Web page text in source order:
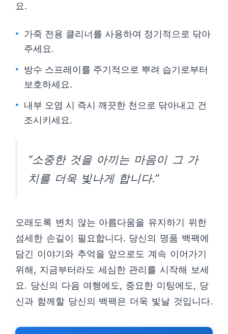
요.
가죽 전용 클리너를 사용하여 정기적으로 닦아
주세요.
방수 스프레이를 주기적으로 뿌려 습기로부터
보호하세요.
내부 오염 시 즉시 깨끗한 천으로 닦아내고 건
조시키세요.
“소중한 것을 아끼는 마음이 그 가
치를 더욱 빛나게 합니다.”
오래도록 변치 않는 아름다움을 유지하기 위한
섬세한 손길이 필요합니다. 당신의 명품 백팩에
담긴 이야기와 추억을 앞으로도 계속 이어가기
위해, 지금부터라도 세심한 관리를 시작해 보세
요. 당신의 다음 여행에도, 중요한 미팅에도, 당
신과 함께할 당신의 백팩은 더욱 빛날 것입니다.